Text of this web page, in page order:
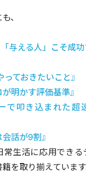
、
「与える人」こそ成功
っておきたいこと』
が明かす評価基準』
で叩き込まれた超
話が9割』
常生活に応用でき
を取り揃えています